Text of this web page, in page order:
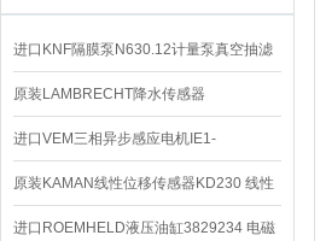
进口KNF隔膜泵N630.12计量泵真空抽滤
泵价格
原装LAMBRECHT降水传感器
00.14575.20气象仪
进口VEM三相异步感应电机IE1-
K21R80G4马达
原装KAMAN线性位移传感器KD230 线性
编码器
进口ROEMHELD液压油缸3829234 电磁